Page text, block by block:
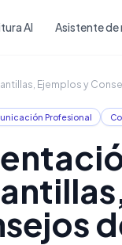
AI Asistente de
Ejemplos y
Profesional